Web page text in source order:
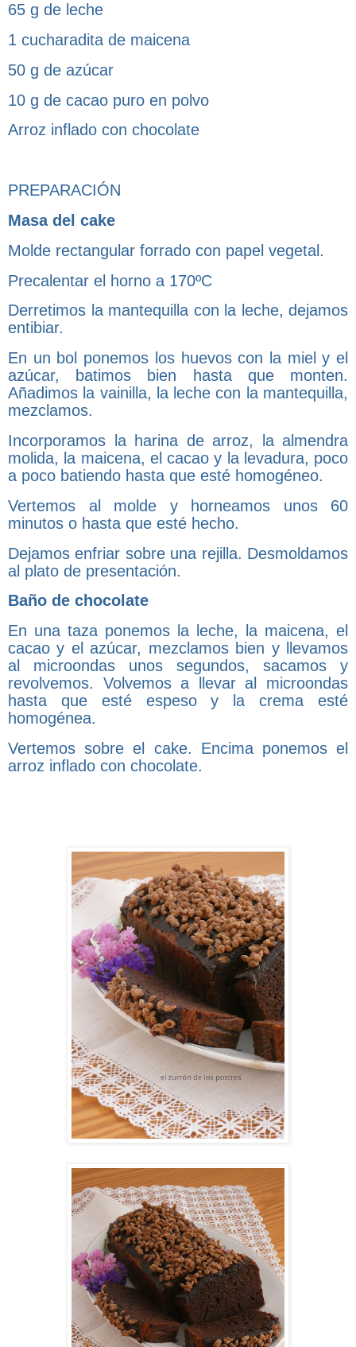
65 g de leche
1 cucharadita de maicena
50 g de azúcar
10 g de cacao puro en polvo
Arroz inflado con chocolate
PREPARACIÓN
Masa del cake
Molde rectangular forrado con papel vegetal.
Precalentar el horno a 170ºC
Derretimos la mantequilla con la leche, dejamos
entibiar.
En un bol ponemos los huevos con la miel y el
azúcar, batimos bien hasta que monten.
Añadimos la vainilla, la leche con la mantequilla,
mezclamos.
Incorporamos la harina de arroz, la almendra
molida, la maicena, el cacao y la levadura, poco
a poco batiendo hasta que esté homogéneo.
Vertemos al molde y horneamos unos 60
minutos o hasta que esté hecho.
Dejamos enfriar sobre una rejilla. Desmoldamos
al plato de presentación.
Baño de chocolate
En una taza ponemos la leche, la maicena, el
cacao y el azúcar, mezclamos bien y llevamos
al microondas unos segundos, sacamos y
revolvemos. Volvemos a llevar al microondas
hasta que esté espeso y la crema esté
homogénea.
Vertemos sobre el cake. Encima ponemos el
arroz inflado con chocolate.